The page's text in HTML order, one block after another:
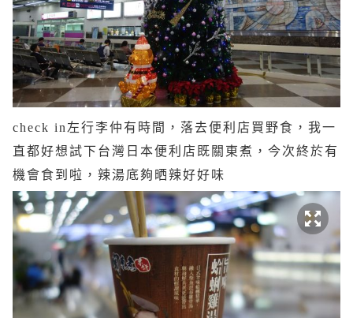
check in左行李仲有時間，落去便利店買野食，我一
直都好想試下台灣日本便利店既關東煮，今次終於有
機會食到啦，辣湯底夠晒辣好好味